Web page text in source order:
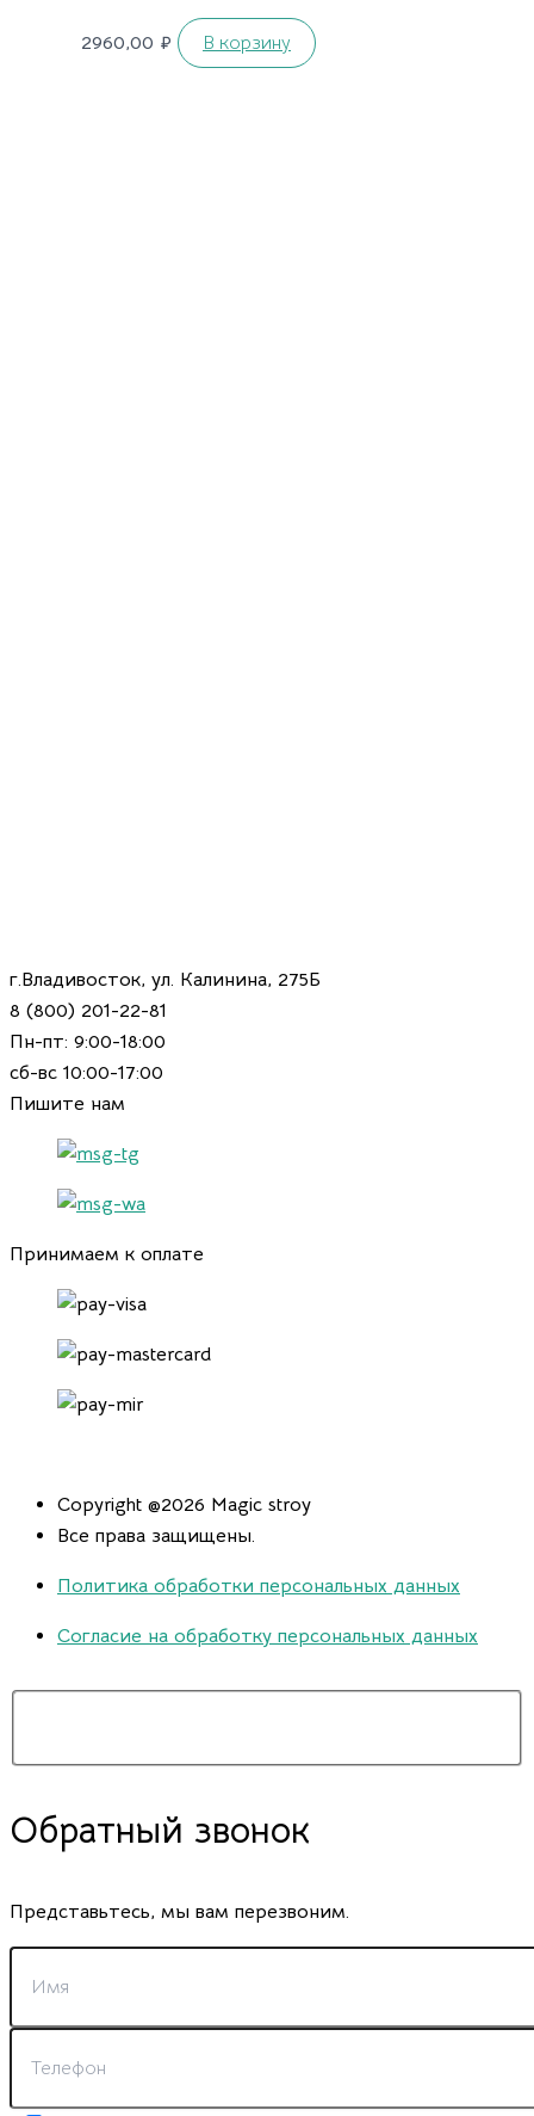
2960,00 ₽ В корзину
г.Владивосток, ул. Калинина, 275Б
8 (800) 201-22-81
Пн-пт: 9:00-18:00
сб-вс 10:00-17:00
Пишите нам
Принимаем к оплате
Copyright @2026 Magic stroy
Все права защищены.
Политика обработки персональных данных
Согласие на обработку персональных данных
Обратный звонок
Представьтесь, мы вам перезвоним.